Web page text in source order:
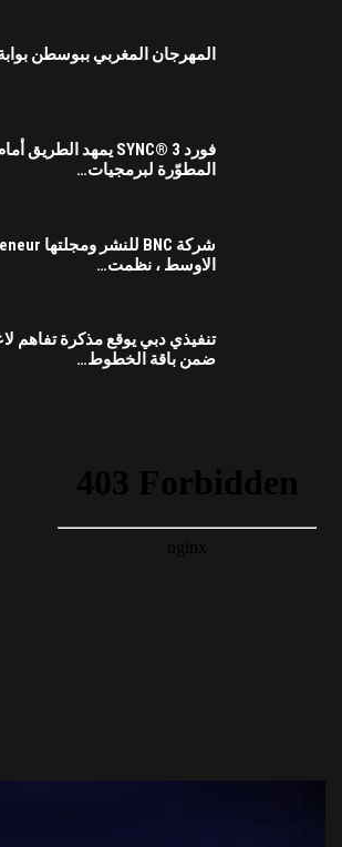
المهرجان المغربي ببوسطن
المطوّرة لبرمجيات…
الاوسط ، نظمت…
تنفيذي دبي يوقع مذكرة تفاهم
ضمن باقة الخطوط…